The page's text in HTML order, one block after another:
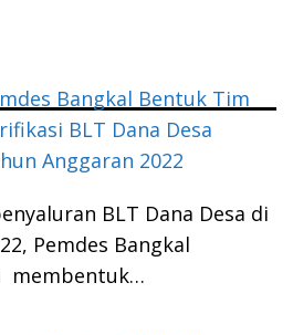
Bangkal Bentuk Tim
BLT Dana Desa
Anggaran 2022
BLT Dana Desa di
Pemdes Bangkal
membentuk…